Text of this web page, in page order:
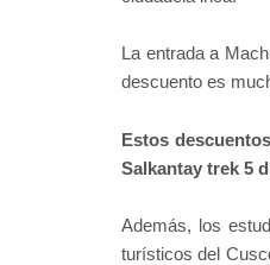
La entrada a
descuento es
Estos
Salkantay trek 5
Además, los
turísticos del